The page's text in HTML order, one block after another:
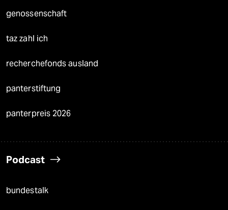
genossenschaft
taz zahl ich
recherchefonds ausland
panterstiftung
panterpreis 2026
Podcast
bundestalk